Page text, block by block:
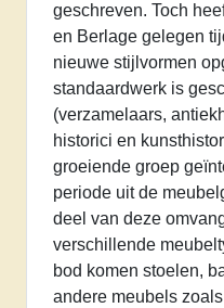
geschreven. Toch
en Berlage gelegen
nieuwe stijlvormen
standaardwerk is
(verzamelaars,
historici en
groeiende groep
periode uit de
deel van deze
verschillende
bod komen stoelen,
andere meubels